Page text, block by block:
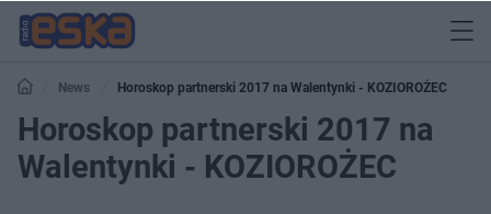
News Horoskop partnerski 2017 na Walentynki - KOZIOROŻEC
Horoskop partnerski 2017 na
Walentynki - KOZIOROŻEC